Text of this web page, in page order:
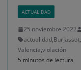
ACTUALIDAD
25 noviembre 2022
actualidad,Burjassot,
Valencia,violación
5 minutos de lectura